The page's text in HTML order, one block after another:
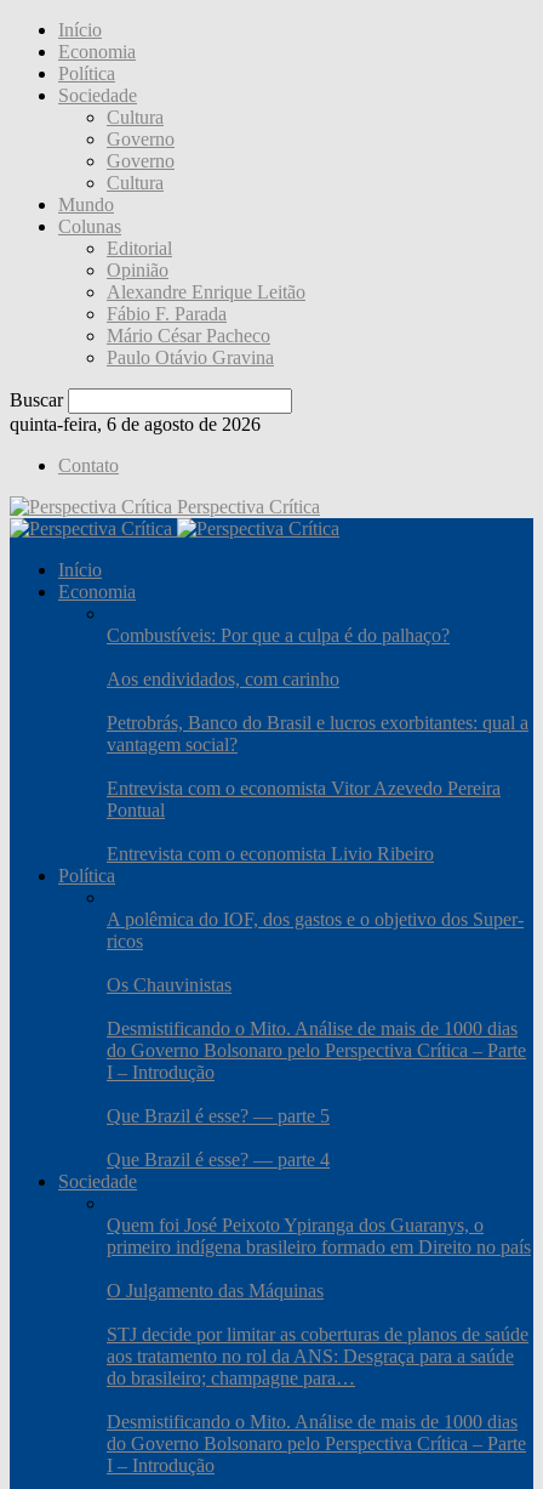
Início
Economia
Política
Sociedade
Cultura
Governo
Governo
Cultura
Mundo
Colunas
Editorial
Opinião
Alexandre Enrique Leitão
Fábio F. Parada
Mário César Pacheco
Paulo Otávio Gravina
Buscar
quinta-feira, 6 de agosto de 2026
Contato
Perspectiva Crítica
Início
Economia
Combustíveis: Por que a culpa é do palhaço?
Aos endividados, com carinho
Petrobrás, Banco do Brasil e lucros exorbitantes: qual a
vantagem social?
Entrevista com o economista Vitor Azevedo Pereira
Pontual
Entrevista com o economista Livio Ribeiro
Política
A polêmica do IOF, dos gastos e o objetivo dos Super-
ricos
Os Chauvinistas
Desmistificando o Mito. Análise de mais de 1000 dias
do Governo Bolsonaro pelo Perspectiva Crítica – Parte
I – Introdução
Que Brazil é esse? — parte 5
Que Brazil é esse? — parte 4
Sociedade
Quem foi José Peixoto Ypiranga dos Guaranys, o
primeiro indígena brasileiro formado em Direito no país
O Julgamento das Máquinas
STJ decide por limitar as coberturas de planos de saúde
aos tratamento no rol da ANS: Desgraça para a saúde
do brasileiro; champagne para…
Desmistificando o Mito. Análise de mais de 1000 dias
do Governo Bolsonaro pelo Perspectiva Crítica – Parte
I – Introdução